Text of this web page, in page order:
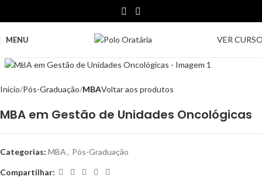
MENU VER
Início Pós-Graduação MBAVoltar aos produtos
MBA em Gestão de Unidades Oncológicas
Categorias: MBA, Pós-Graduação
Compartilhar: